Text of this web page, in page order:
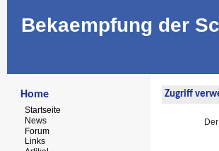
Bekaempfung der
Home
Startseite
News
Forum
Links
Zugriff